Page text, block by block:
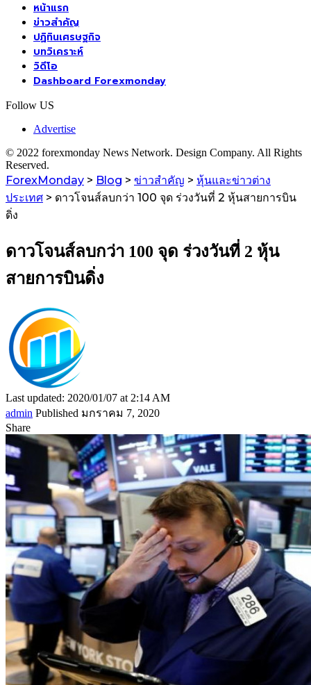
หน้าแรก
ข่าวสำคัญ
ปฏิทินเศรษฐกิจ
บทวิเคราะห์
วิดีโอ
Dashboard Forexmonday
Follow US
Advertise
© 2022 forexmonday News Network. Design Company. All Rights
Reserved.
ForexMonday > Blog > ข่าวสำคัญ > หุ้นและข่าวต่าง
ประเทศ > ดาวโจนส์ลบกว่า 100 จุด ร่วงวันที่ 2 หุ้นสายการบิน
ดิ่ง
ดาวโจนส์ลบกว่า 100 จุด ร่วงวันที่ 2 หุ้น
สายการบินดิ่ง
Last updated: 2020/01/07 at 2:14 AM
admin Published มกราคม 7, 2020
Share